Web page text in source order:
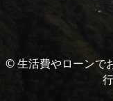
© 生活費やローンで